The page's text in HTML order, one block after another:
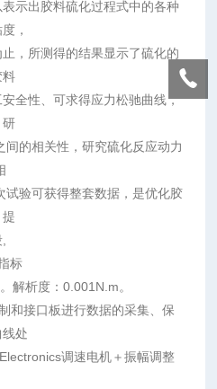
示出胶料硫化过程式中的各种
，
，所测得的结果显示了硫化的
料
全性、可求得应力松驰曲线，
研
的相关性，研究硫化反应动力
试验可获得整套数据，是优化胶
标
解析度：0.001N.m。
和接口板进行数据的采集、保
处
调速电机＋振幅调整